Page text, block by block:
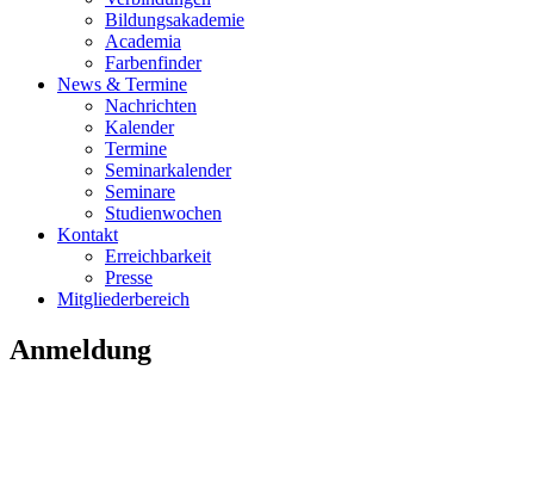
Bildungsakademie
Academia
Farbenfinder
News & Termine
Nachrichten
Kalender
Termine
Seminarkalender
Seminare
Studienwochen
Kontakt
Erreichbarkeit
Presse
Mitgliederbereich
Anmeldung